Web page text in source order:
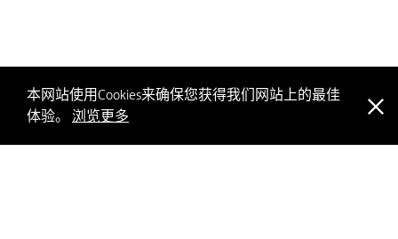
本网站使用Cookies来确保您获得我们网站上的最佳
体验。 浏览更多